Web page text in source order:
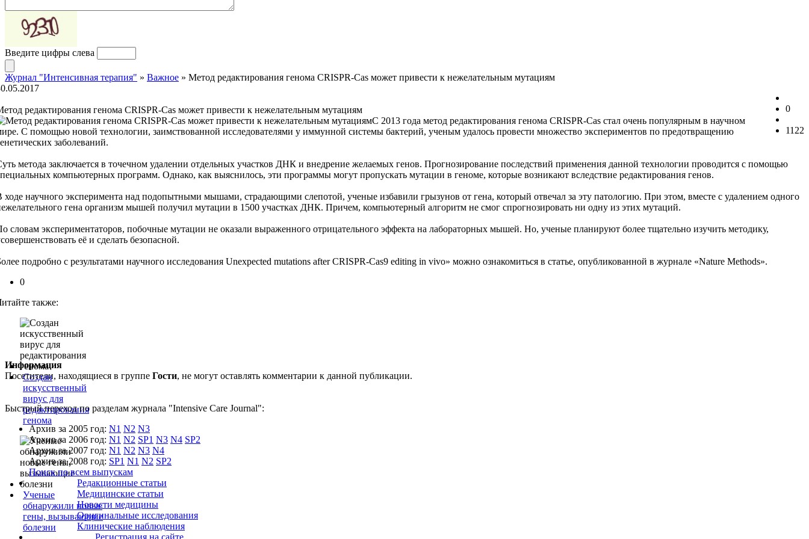
Введите цифры слева
Журнал "Интенсивная терапия" » Важное » Метод редактирования генома CRISPR-Cas может привести к нежелательным мутациям
0
1122
редактирования генома CRISPR-Cas может привести к нежелательным мутациям
С 2013 года метод редактирования генома CRISPR-Cas стал очень популярным в научном
С помощью новой технологии, заимствованной исследователями у иммунной системы бактерий, ученым удалось провести множество экспериментов по предотвращению
заболеваний.
метода заключается в точечном удалении отдельных участков ДНК и внедрение желаемых генов. Прогнозирование последствий применения данной технологии проводится с помощью
компьютерных программ. Однако, как выяснилось, эти программы могут пропускать мутации в геноме, которые возникают вследствие редактирования генов.
ходе научного эксперимента над подопытными мышами, страдающими слепотой, ученые избавили грызунов от гена, который отвечал за эту патологию. При этом, вместе с удалением одного
гена организм мышей получил мутации в 1500 участках ДНК. Причем, компьютерный алгоритм не смог спрогнозировать ни одну из этих мутаций.
словам экспериментаторов, побочные мутации не оказали выраженного отрицательного эффекта на лабораторных мышей. Но, ученые планируют более тщательно изучить методику,
её и сделать безопасной.
подробно с результатами научного исследования Unexpected mutations after CRISPR-Cas9 editing in vivo» можно ознакомиться в статье, опубликованной в журнале «Nature Methods».
0
также:
Создан
искусственный
вирус для
редактирования
генома
Ученые
обнаружили новые
гены, вызывающие
болезни
Информация
Посетители, находящиеся в группе Гости, не могут оставлять комментарии к данной публикации.
Быстрый переход по разделам журнала "Intensive Care Journal":
Архив за 2005 год: N1 N2 N3
Архив за 2006 год: N1 N2 SP1 N3 N4 SP2
Архив за 2007 год: N1 N2 N3 N4
Архив за 2008 год: SP1 N1 N2 SP2
Поиск по всем выпускам
Редакционные статьи
Медицинские статьи
Новости медицины
Оригинальные исследования
Клинические наблюдения
Регистрация на сайте